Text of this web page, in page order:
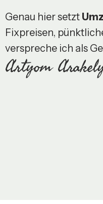
Genau hier setzt
Fixpreisen,
verspreche ich als
Artyom